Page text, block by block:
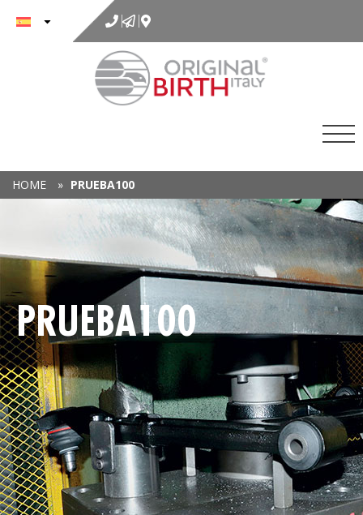
contenido
HOME » PRUEBA100
PRUEBA100